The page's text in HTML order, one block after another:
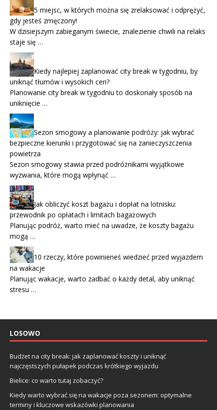
5 miejsc, w których można się zrelaksować i odprężyć,
gdy jesteś zmęczony!
W dzisiejszym zabieganym świecie, znalezienie chwili na relaks
staje się …
Kiedy najlepiej zaplanować city break w tygodniu, by
uniknąć tłumów i wysokich cen?
Planowanie city break w tygodniu to doskonały sposób na
uniknięcie …
Sezon smogowy a planowanie podróży: jak wybrać
bezpieczne kierunki i przygotować się na zanieczyszczenia
powietrza
Sezon smogowy stawia przed podróżnikami wyjątkowe
wyzwania, które mogą wpłynąć …
Jak obliczyć koszt bagażu i dopłat na lotnisku:
przewodnik po opłatach i limitach bagażowych
Planując podróż, warto mieć na uwadze, że koszty bagażu
mogą …
10 rzeczy, które powinieneś wiedzieć przed wyjazdem
na wakacje
Planując wakacje, warto zadbać o każdy detal, aby uniknąć
stresu …
LOSOWO
Budżet na city break: jak zaplanować koszty i uniknąć
najczęstszych pułapek podczas krótkiego wyjazdu
Bielice: co warto tutaj zobaczyć?
Kiedy warto wybrać się na wakacje poza sezonem: optymalne
terminy i kluczowe wskazówki planowania